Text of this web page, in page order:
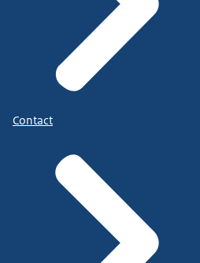
Contact